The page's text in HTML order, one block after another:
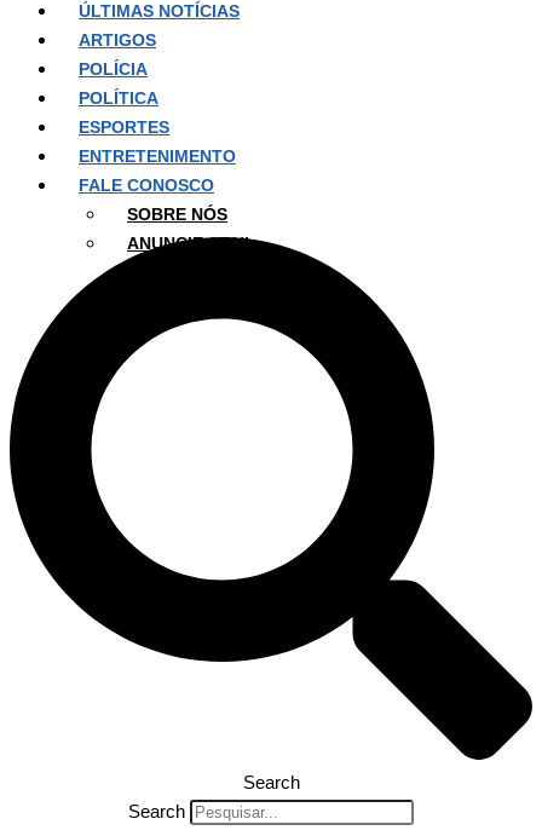
ÚLTIMAS NOTÍCIAS
ARTIGOS
POLÍCIA
POLÍTICA
ESPORTES
ENTRETENIMENTO
FALE CONOSCO
SOBRE NÓS
ANUNCIE AQUI
Search
Search